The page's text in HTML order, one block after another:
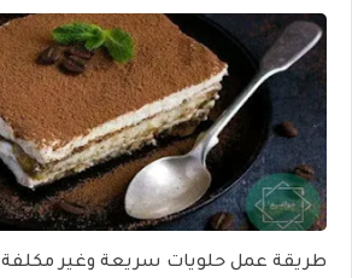
طريقة عمل حلويات سريعة وغير مكلفة